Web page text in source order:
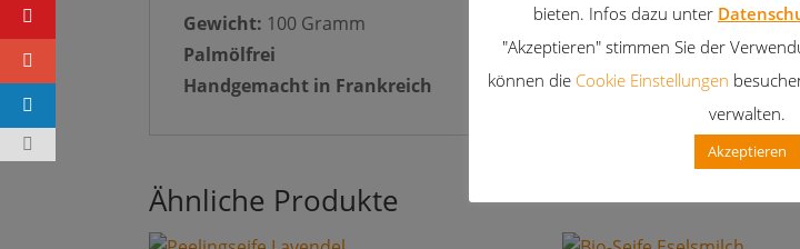
Gewicht: 100 Gramm
Palmölfrei
Handgemacht in Frankreich
Ähnliche Produkte
bieten. Infos dazu unter
"Akzeptieren" stimmen Sie der
können die Cookie Einstellungen
verwalten.
Akzeptieren